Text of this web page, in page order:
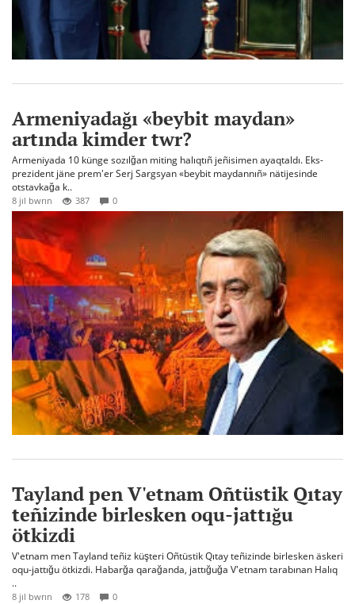
Armeniyadağı «beybit maydan»
artında kimder twr?
Armeniyada 10 künge sozılğan miting halıqtıñ jeñisimen ayaqtaldı. Eks-
prezident jäne prem'er Serj Sargsyan «beybit maydannıñ» nätijesinde
otstavkağa k..
8 jıl bwrın 387 0
Tayland pen V'etnam Oñtüstik Qıtay
teñizinde birlesken oqu-jattığu
ötkizdi
V'etnam men Tayland teñiz küşteri Oñtüstik Qıtay teñizinde birlesken äskeri
oqu-jattığu ötkizdi. Habarğa qarağanda, jattığuğa V'etnam tarabınan Halıq
..
8 jıl bwrın 178 0